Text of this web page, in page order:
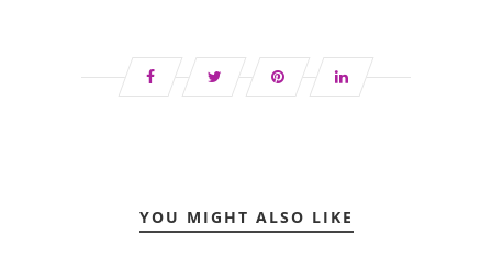
YOU MIGHT ALSO LIKE